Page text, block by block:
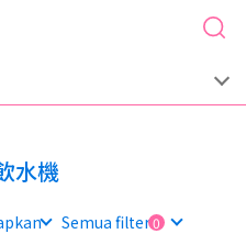
水機
Semua filter